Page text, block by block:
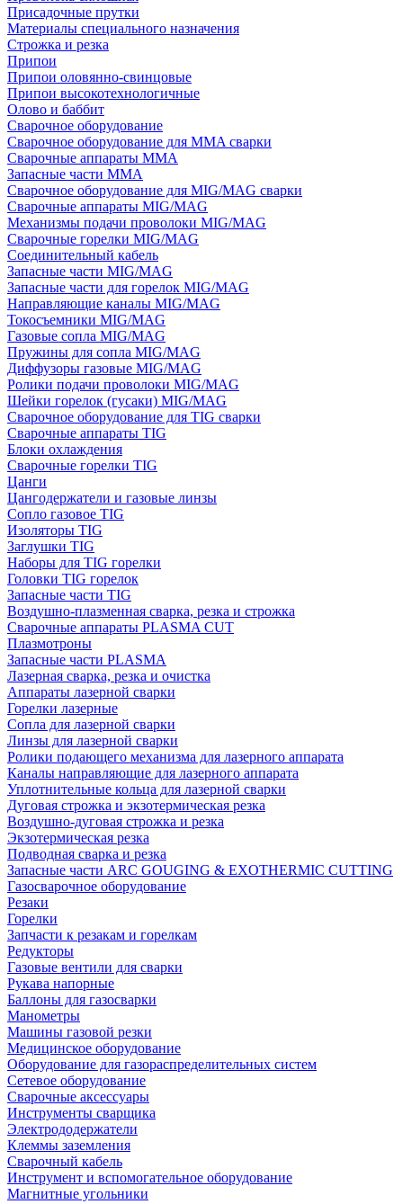
Присадочные прутки
Материалы специального назначения
Строжка и резка
Припои
Припои оловянно-свинцовые
Припои высокотехнологичные
Олово и баббит
Сварочное оборудование
Сварочное оборудование для MMA сварки
Сварочные аппараты MMA
Запасные части MMA
Сварочное оборудование для MIG/MAG сварки
Сварочные аппараты MIG/MAG
Механизмы подачи проволоки MIG/MAG
Сварочные горелки MIG/MAG
Соединительный кабель
Запасные части MIG/MAG
Запасные части для горелок MIG/MAG
Направляющие каналы MIG/MAG
Токосъемники MIG/MAG
Газовые сопла MIG/MAG
Пружины для сопла MIG/MAG
Диффузоры газовые MIG/MAG
Ролики подачи проволоки MIG/MAG
Шейки горелок (гусаки) MIG/MAG
Сварочное оборудование для TIG сварки
Сварочные аппараты TIG
Блоки охлаждения
Сварочные горелки TIG
Цанги
Цангодержатели и газовые линзы
Сопло газовое TIG
Изоляторы TIG
Заглушки TIG
Наборы для TIG горелки
Головки TIG горелок
Запасные части TIG
Воздушно-плазменная сварка, резка и строжка
Сварочные аппараты PLASMA CUT
Плазмотроны
Запасные части PLASMA
Лазерная сварка, резка и очистка
Аппараты лазерной сварки
Горелки лазерные
Сопла для лазерной сварки
Линзы для лазерной сварки
Ролики подающего механизма для лазерного аппарата
Каналы направляющие для лазерного аппарата
Уплотнительные кольца для лазерной сварки
Дуговая строжка и экзотермическая резка
Воздушно-дуговая строжка и резка
Экзотермическая резка
Подводная сварка и резка
Запасные части ARC GOUGING & EXOTHERMIC CUTTING
Газосварочное оборудование
Резаки
Горелки
Запчасти к резакам и горелкам
Редукторы
Газовые вентили для сварки
Рукава напорные
Баллоны для газосварки
Манометры
Машины газовой резки
Медицинское оборудование
Оборудование для газораспределительных систем
Сетевое оборудование
Сварочные аксессуары
Инструменты сварщика
Электрододержатели
Клеммы заземления
Сварочный кабель
Инструмент и вспомогательное оборудование
Магнитные угольники